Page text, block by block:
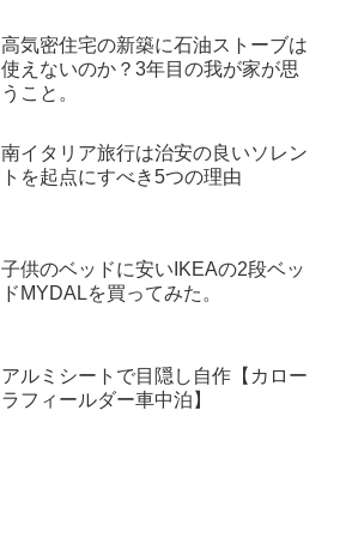
高気密住宅の新築に石油ストーブは
使えないのか？3年目の我が家が思
うこと。
南イタリア旅行は治安の良いソレン
トを起点にすべき5つの理由
子供のベッドに安いIKEAの2段ベッ
ドMYDALを買ってみた。
アルミシートで目隠し自作【カロー
ラフィールダー車中泊】